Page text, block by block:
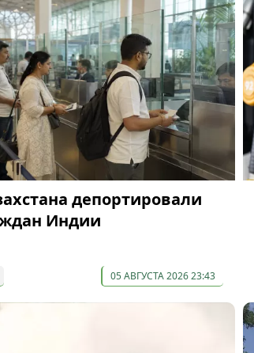
депортировали
Индии
05 АВГУСТА 2026 23:43